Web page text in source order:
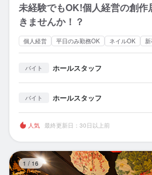
未経験でもOK!個人経営の創作
きませんか！？
個人経営 平日のみ勤務OK ネイルOK 新
バイト ホールスタッフ
バイト ホールスタッフ
人気 最終更新日：30日以上前
1 / 16